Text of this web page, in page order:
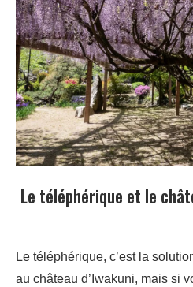
Le téléphérique et le
Le téléphérique, c’est la
au château d’Iwakuni, mais si